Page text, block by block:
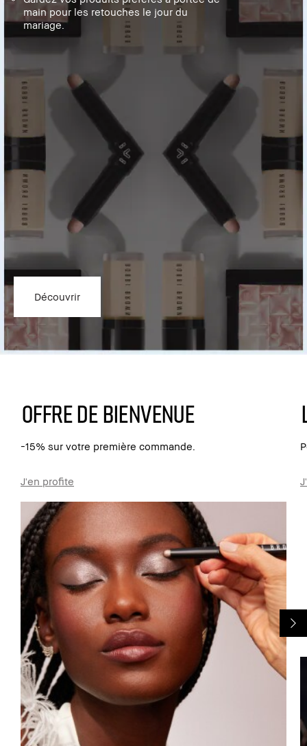
main pour les retouches le jour du
mariage.
Découvrir
Offre de bienvenue
-15% sur votre première commande.
J'en profite